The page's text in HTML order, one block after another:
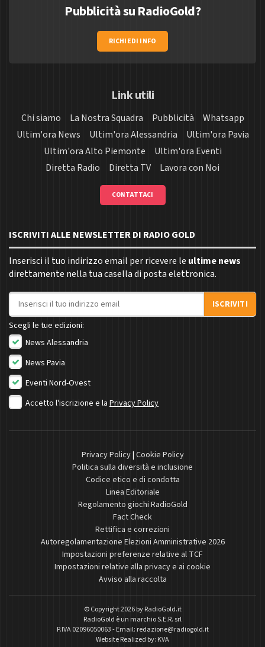
Pubblicità su RadioGold?
RICHIEDI INFO
Link utili
Chi siamo La Nostra Squadra Pubblicità
Whatsapp
Ultim'ora News
Ultim'ora Alessandria
Ultim'ora Pavia
Ultim'ora Alto Piemonte
Ultim'ora Eventi
Diretta Radio
Diretta TV Lavora con Noi
CONTATTACI
ISCRIVITI ALLE NEWSLETTER DI RADIO GOLD
Inserisci il tuo indirizzo email per ricevere le ultime news
direttamente nella tua casella di posta elettronica.
Indirizzo email
ISCRIVITI
Scegli le tue edizioni:
News Alessandria
News Pavia
Eventi Nord-Ovest
Accetto l'iscrizione e la Privacy Policy
Privacy Policy| Cookie Policy
Politica sulla diversità e inclusione
Codice etico e di condotta
Linea Editoriale
Regolamento giochi RadioGold
Fact Check
Rettifica e correzioni
Autoregolamentazione Elezioni Amministrative 2026
Impostazioni preferenze relative al TCF
Impostazioni relative alla privacy e ai cookie
Avviso alla raccolta
© Copyright 2026 byRadioGold.it
RadioGold è un marchio S.E.R. srl
P.IVA 02096050063 - Email: redazione@radiogold.it
Website Realized by: KVA